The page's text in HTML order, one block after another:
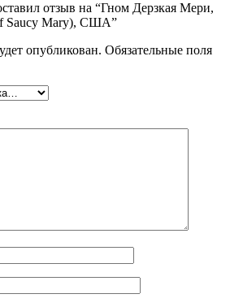
отзыв на “Гном Дерзкая Мери,
Saucy Mary), США”
опубликован. Обязательные поля